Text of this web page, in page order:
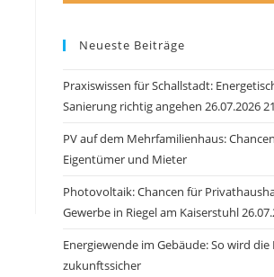
Neueste Beiträge
Praxiswissen für Schallstadt:
Sanierung richtig angehen 26.07.2026
PV auf dem Mehrfamilienhaus:
Eigentümer und Mieter
Photovoltaik: Chancen für
Gewerbe in Riegel am Kaiserstuhl
Energiewende im Gebäude: So wird
zukunftssicher